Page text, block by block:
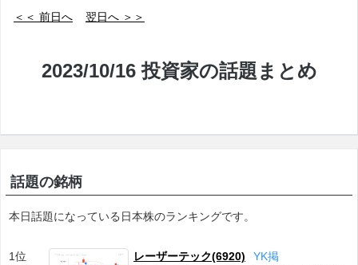
＜＜ 前日へ 翌日へ ＞＞
2023/10/16 投資家の話題まとめ
話題の銘柄
本日話題になっている日本株のランキングです。
1位
レーザーテック(6920) YK掲